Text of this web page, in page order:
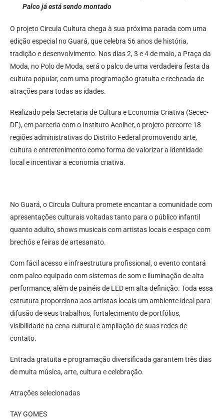
Palco já está sendo montado
O projeto Circula Cultura chega à sua próxima parada com uma
edição especial no Guará, que celebra 56 anos de história,
tradição e desenvolvimento. Nos dias 2, 3 e 4 de maio, a Praça da
Moda, no Polo de Moda, será o palco de uma verdadeira festa da
cultura popular, com uma programação gratuita e recheada de
atrações para todas as idades.
Realizado pela Secretaria de Cultura e Economia Criativa (Secec-
DF), em parceria com o Instituto Acolher, o projeto percorre 18
regiões administrativas do Distrito Federal promovendo arte,
cultura e entretenimento como forma de valorizar a identidade
local e incentivar a economia criativa.
No Guará, o Circula Cultura promete encantar a comunidade com
apresentações culturais voltadas tanto para o público infantil
quanto adulto, shows musicais com artistas locais e espaço com
brechós e feiras de artesanato.
Com fácil acesso e infraestrutura profissional, o evento contará
com palco equipado com sistemas de som e iluminação de alta
performance, além de painéis de LED em alta definição. Toda essa
estrutura proporciona aos artistas locais um ambiente ideal para
difusão de seus trabalhos, fortalecimento de portfólios,
visibilidade na cena cultural e ampliação de suas redes de
contato.
Entrada gratuita e programação diversificada garantem três dias
de muita música, arte, cultura e celebração.
Atrações selecionadas
TAY GOMES